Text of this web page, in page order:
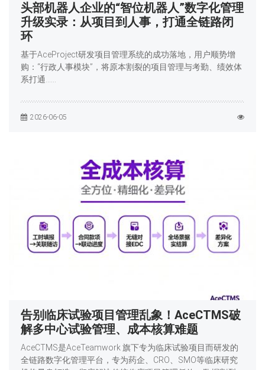
头部机器人企业的“智位机器人”数字化管理
升级实录：从项目到人事，打通全链路闭
环
基于AceProject研发项目管理系统的成功落地，用户顺势增
购：“行政人事模块”，将原本割裂的项目管理与考勤、绩效体
系打通……
2026-06-05
告别临床试验项目管理乱象！AceCTMS破
解多中心试验管理、成本核算难题
AceCTMS是AceTeamwork 旗下专为临床试验项目而研发的
全链路数字化管理平台，专为药企、CRO、SMO等临床研究